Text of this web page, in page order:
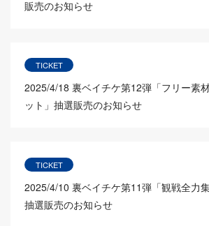
販売のお知らせ
TICKET
2025/4/18 裏ベイチケ第12弾「フリー素
ット」抽選販売のお知らせ
TICKET
2025/4/10 裏ベイチケ第11弾「観戦全力
抽選販売のお知らせ